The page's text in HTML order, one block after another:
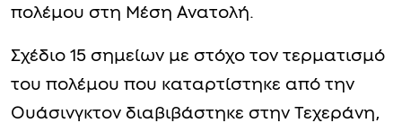
πολέμου στη Μέση Ανατολή.
Σχέδιο 15 σημείων με στόχο τον τερματισμό
του πολέμου που καταρτίστηκε από την
Ουάσινγκτον διαβιβάστηκε στην Τεχεράνη,